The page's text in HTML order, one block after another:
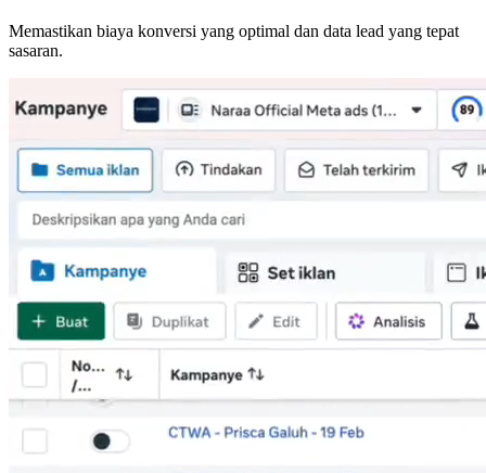
Memastikan biaya konversi yang optimal dan data lead yang tepat
sasaran.